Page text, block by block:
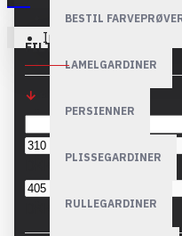
BESTIL
LAMELGARDINER
PERSIENNER
PLISSEGARDINER
RULLEGARDINER
Ingen produkter
FILTER